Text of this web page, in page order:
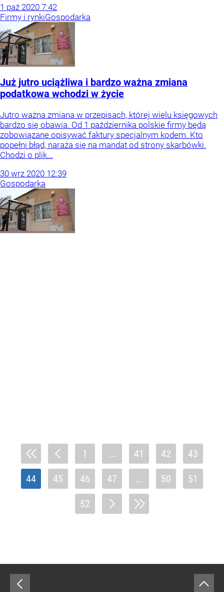
1 paź 2020 7:42
Firmy i rynkiGospodarka
Już jutro uciążliwa i bardzo ważna zmiana
podatkowa wchodzi w życie
Jutro ważna zmiana w przepisach, której wielu księgowych
bardzo się obawia. Od 1 października polskie firmy będą
zobowiązane opisywać faktury specjalnym kodem. Kto
popełni błąd, naraża się na mandat od strony skarbówki.
Chodzi o plik...
30 wrz 2020 12:39
Gospodarka
1 ... 41 42 43
44 45 46 47 ... 50 51
52